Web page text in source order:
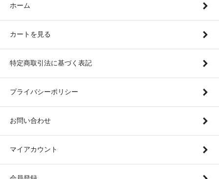
ホーム
カートを見る
特定商取引法に基づく表記
プライバシーポリシー
お問い合わせ
マイアカウント